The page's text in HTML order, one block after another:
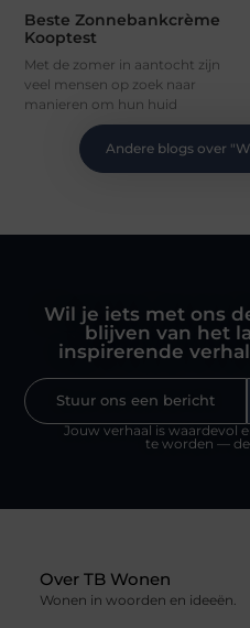
Beste Zonnebankcrème
Kooptest
Met de zomer in aantocht zijn
veel mensen op zoek naar
manieren om hun huid
Andere blogs over "
Wil je iets met ons
blijven van het
inspirerende
Stuur ons een bericht
Jouw verhaal is waardevol
te worden —
Over TB Wonen
Wonen in woorden en ideeën.